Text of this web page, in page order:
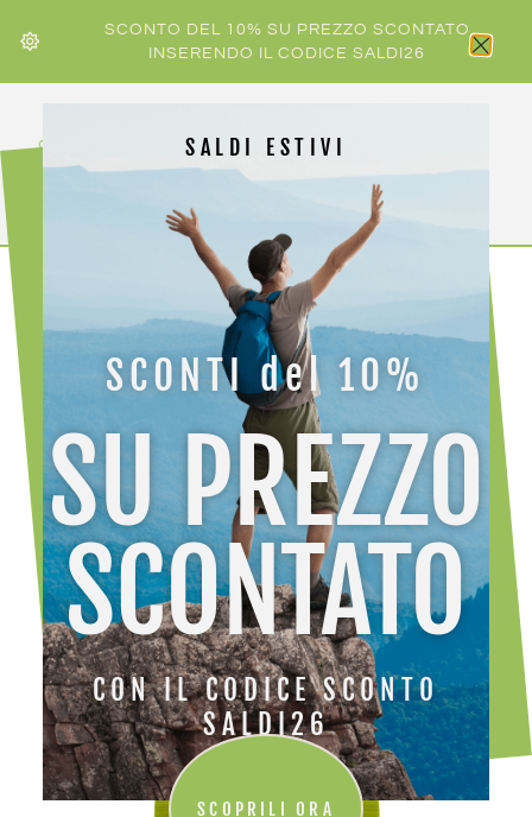
SCONTO DEL 10% SU PREZZO SCONTATO
INSERENDO IL CODICE SALDI26
HOME /UOMO / CRAZY T-SHIRT DELAY
SALDI ESTIVI
SCONTI del 10%
SU PREZZO
SCONTATO
CON IL CODICE SCONTO
SALDI26
SCOPRILI ORA